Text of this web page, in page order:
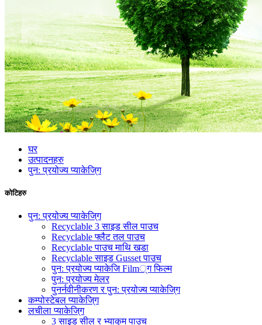
घर
उत्पादनहरु
पुन: प्रयोज्य प्याकेजि्ग
कोटिहरु
पुन: प्रयोज्य प्याकेजि्ग
Recyclable 3 साइड सील पाउच
Recyclable फ्लैट तल पाउच
Recyclable पाउच माथि खडा
Recyclable साइड Gusset पाउच
पुन: प्रयोज्य प्याकेजि Film्ग फिल्म
पुन: प्रयोज्य मेलर
पुनर्नवीनीकरण र पुन: प्रयोज्य प्याकेजि्ग
कम्पोस्टेबल प्याकेजि्ग
लचीला प्याकेजि्ग
3 साइड सील र भ्याकुम पाउच